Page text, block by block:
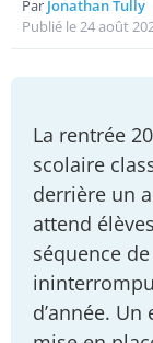
Par Jonathan Tully
Publié le 24 août
La rentrée
scolaire
derrière un
attend
séquence
d’année.